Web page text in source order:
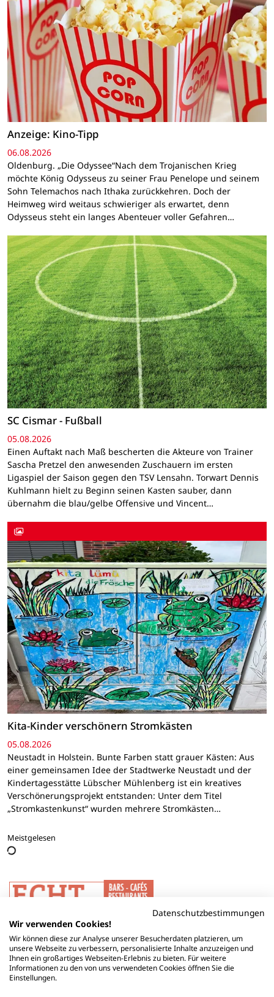
Anzeige: Kino-Tipp
06.08.2026
Oldenburg. „Die Odyssee“Nach dem Trojanischen Krieg
möchte König Odysseus zu seiner Frau Penelope und seinem
Sohn Telemachos nach Ithaka zurückkehren. Doch der
Heimweg wird weitaus schwieriger als erwartet, denn
Odysseus steht ein langes Abenteuer voller Gefahren…
SC Cismar - Fußball
05.08.2026
Einen Auftakt nach Maß bescherten die Akteure von Trainer
Sascha Pretzel den anwesenden Zuschauern im ersten
Ligaspiel der Saison gegen den TSV Lensahn. Torwart Dennis
Kuhlmann hielt zu Beginn seinen Kasten sauber, dann
übernahm die blau/gelbe Offensive und Vincent…
Kita-Kinder verschönern Stromkästen
05.08.2026
Neustadt in Holstein. Bunte Farben statt grauer Kästen: Aus
einer gemeinsamen Idee der Stadtwerke Neustadt und der
Kindertagesstätte Lübscher Mühlenberg ist ein kreatives
Verschönerungsprojekt entstanden: Unter dem Titel
„Stromkastenkunst“ wurden mehrere Stromkästen…
Meistgelesen
Datenschutzbestimmungen
Wir verwenden Cookies!
Wir können diese zur Analyse unserer Besucherdaten platzieren, um
unsere Webseite zu verbessern, personalisierte Inhalte anzuzeigen und
Ihnen ein großartiges Webseiten-Erlebnis zu bieten. Für weitere
Informationen zu den von uns verwendeten Cookies öffnen Sie die
Einstellungen.